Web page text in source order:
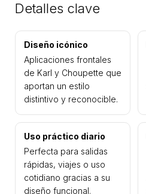
Detalles clave
Diseño icónico
Aplicaciones frontales
de Karl y Choupette que
aportan un estilo
distintivo y reconocible.
Uso práctico diario
Perfecta para salidas
rápidas, viajes o uso
cotidiano gracias a su
diseño funcional.